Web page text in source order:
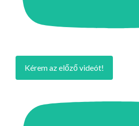
Kérem az előző videót!